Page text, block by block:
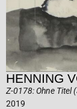
HENNING
Z-0178: Ohne Titel
2019